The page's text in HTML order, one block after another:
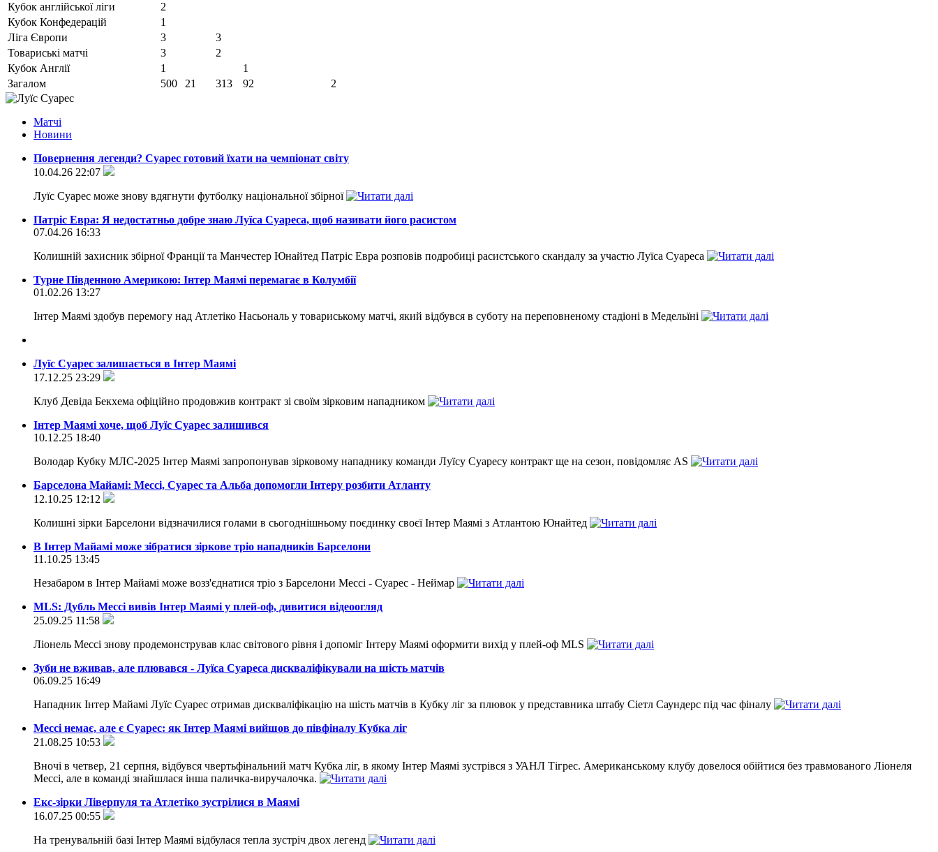
Кубок англійської ліги
2
Кубок Конфедерацій
1
Ліга Європи
3
3
Товариські матчі
3
2
Кубок Англії
1
1
Загалом
500 21 313 92 2
Матчi
Новини
Повернення легенди? Суарес готовий їхати на чемпіонат світу
10.04.26 22:07
Луїс Суарес може знову вдягнути футболку національної збірної
Патріс Евра: Я недостатньо добре знаю Луїса Суареса, щоб називати його расистом
07.04.26 16:33
Колишній захисник збірної Франції та Манчестер Юнайтед Патріс Евра розповів подробиці расистського скандалу за участю Луїса Суареса
Турне Південною Америкою: Інтер Маямі перемагає в Колумбії
01.02.26 13:27
Інтер Маямі здобув перемогу над Атлетіко Насьональ у товариському матчі, який відбувся в суботу на переповненому стадіоні в Медельїні
Луїс Суарес залишається в Інтер Маямі
17.12.25 23:29
Клуб Девіда Бекхема офіційно продовжив контракт зі своїм зірковим нападником
Інтер Маямі хоче, щоб Луїс Суарес залишився
10.12.25 18:40
Володар Кубку МЛС-2025 Інтер Маямі запропонував зірковому нападнику команди Луїсу Суаресу контракт ще на сезон, повідомляє AS
Барселона Майамі: Мессі, Суарес та Альба допомогли Інтеру розбити Атланту
12.10.25 12:12
Колишні зірки Барселони відзначилися голами в сьогоднішньому поєдинку своєї Інтер Маямі з Атлантою Юнайтед
В Інтер Майамі може зібратися зіркове тріо нападників Барселони
11.10.25 13:45
Незабаром в Інтер Майамі може возз'єднатися тріо з Барселони Мессі - Суарес - Неймар
MLS: Дубль Мессі вивів Інтер Маямі у плей-оф, дивитися відеоогляд
25.09.25 11:58
Ліонель Мессі знову продемонстрував клас світового рівня і допоміг Інтеру Маямі оформити вихід у плей-оф MLS
Зуби не вживав, але плювався - Луїса Суареса дискваліфікували на шість матчів
06.09.25 16:49
Нападник Інтер Майамі Луїс Суарес отримав дискваліфікацію на шість матчів в Кубку ліг за плювок у представника штабу Сіетл Саундерс під час фіналу
Мессі немає, але є Суарес: як Інтер Маямі вийшов до півфіналу Кубка ліг
21.08.25 10:53
Вночі в четвер, 21 серпня, відбувся чвертьфінальний матч Кубка ліг, в якому Інтер Маямі зустрівся з УАНЛ Тігрес. Американському клубу довелося обійтися без травмованого Ліонеля
Мессі, але в команді знайшлася інша паличка-виручалочка.
Екс-зірки Ліверпуля та Атлетіко зустрілися в Маямі
16.07.25 00:55
На тренувальній базі Інтер Маямі відбулася тепла зустріч двох легенд